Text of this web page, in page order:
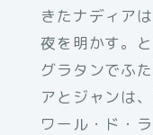
きたナディア
夜を明かす。
グラタンでふ
アとジャンは
ワール・ド・